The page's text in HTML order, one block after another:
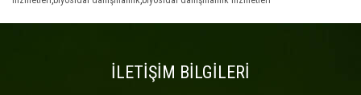
İLETİŞİM BİLGİLERİ